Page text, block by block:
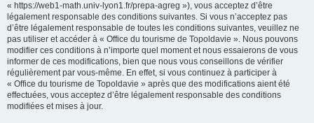
« https://web1-math.univ-lyon1.fr/prepa-agreg »), vous acceptez d’être
légalement responsable des conditions suivantes. Si vous n’acceptez pas
d’être légalement responsable de toutes les conditions suivantes, veuillez ne
pas utiliser et accéder à « Office du tourisme de Topoldavie ». Nous pouvons
modifier ces conditions à n’importe quel moment et nous essaierons de vous
informer de ces modifications, bien que nous vous conseillons de vérifier
régulièrement par vous-même. En effet, si vous continuez à participer à
« Office du tourisme de Topoldavie » après que des modifications aient été
effectuées, vous acceptez d’être légalement responsable des conditions
modifiées et mises à jour.